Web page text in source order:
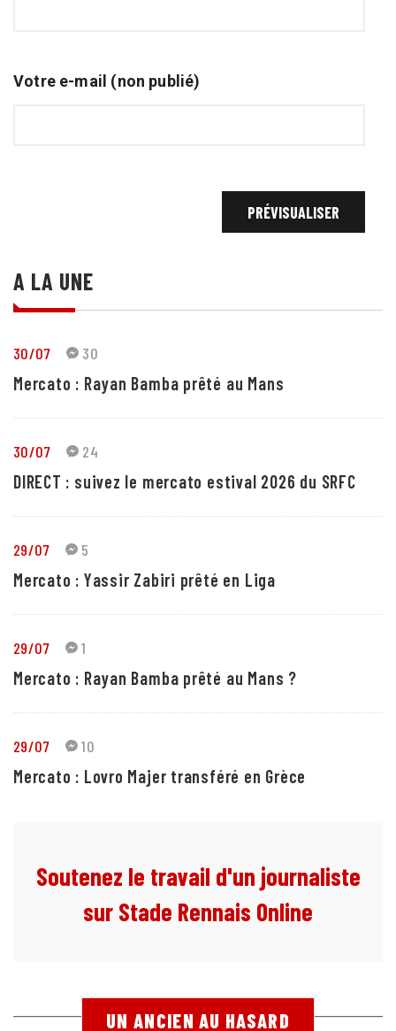
Votre e-mail (non publié)
A LA UNE
30/07 30
Mercato : Rayan Bamba prêté au Mans
30/07 24
DIRECT : suivez le mercato estival 2026 du SRFC
29/07 5
Mercato : Yassir Zabiri prêté en Liga
29/07 1
Mercato : Rayan Bamba prêté au Mans ?
29/07 10
Mercato : Lovro Majer transféré en Grèce
Soutenez le travail d'un journaliste
sur Stade Rennais Online
UN ANCIEN AU HASARD